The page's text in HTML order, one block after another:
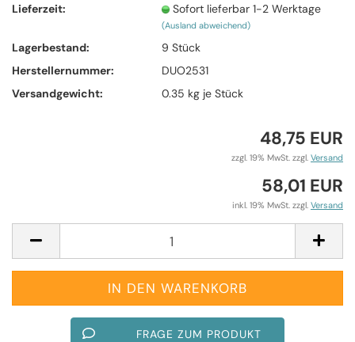
Lieferzeit:
Sofort lieferbar 1-2 Werktage
(Ausland abweichend)
Lagerbestand: 9Stück
Herstellernummer:
DUO2531
Versandgewicht:
0.35 kg je Stück
48,75 EUR
zzgl. 19% MwSt. zzgl. Versand
58,01 EUR
inkl. 19% MwSt. zzgl. Versand
FRAGE ZUM PRODUKT